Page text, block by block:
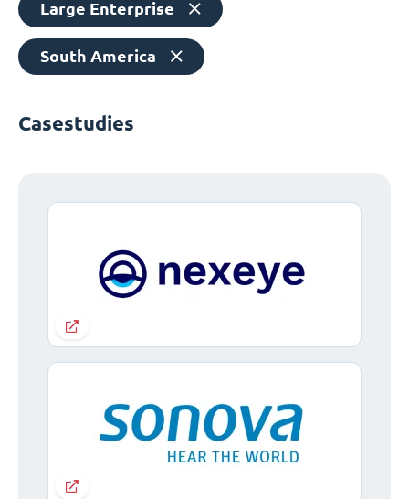
Large Enterprise
South America
Casestudies